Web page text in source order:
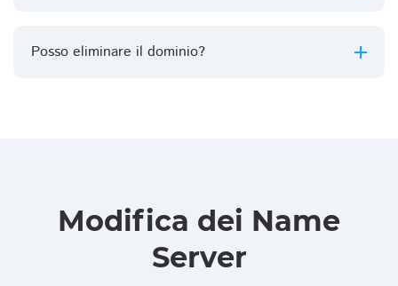
Posso eliminare il dominio?
Modifica dei Name
Server